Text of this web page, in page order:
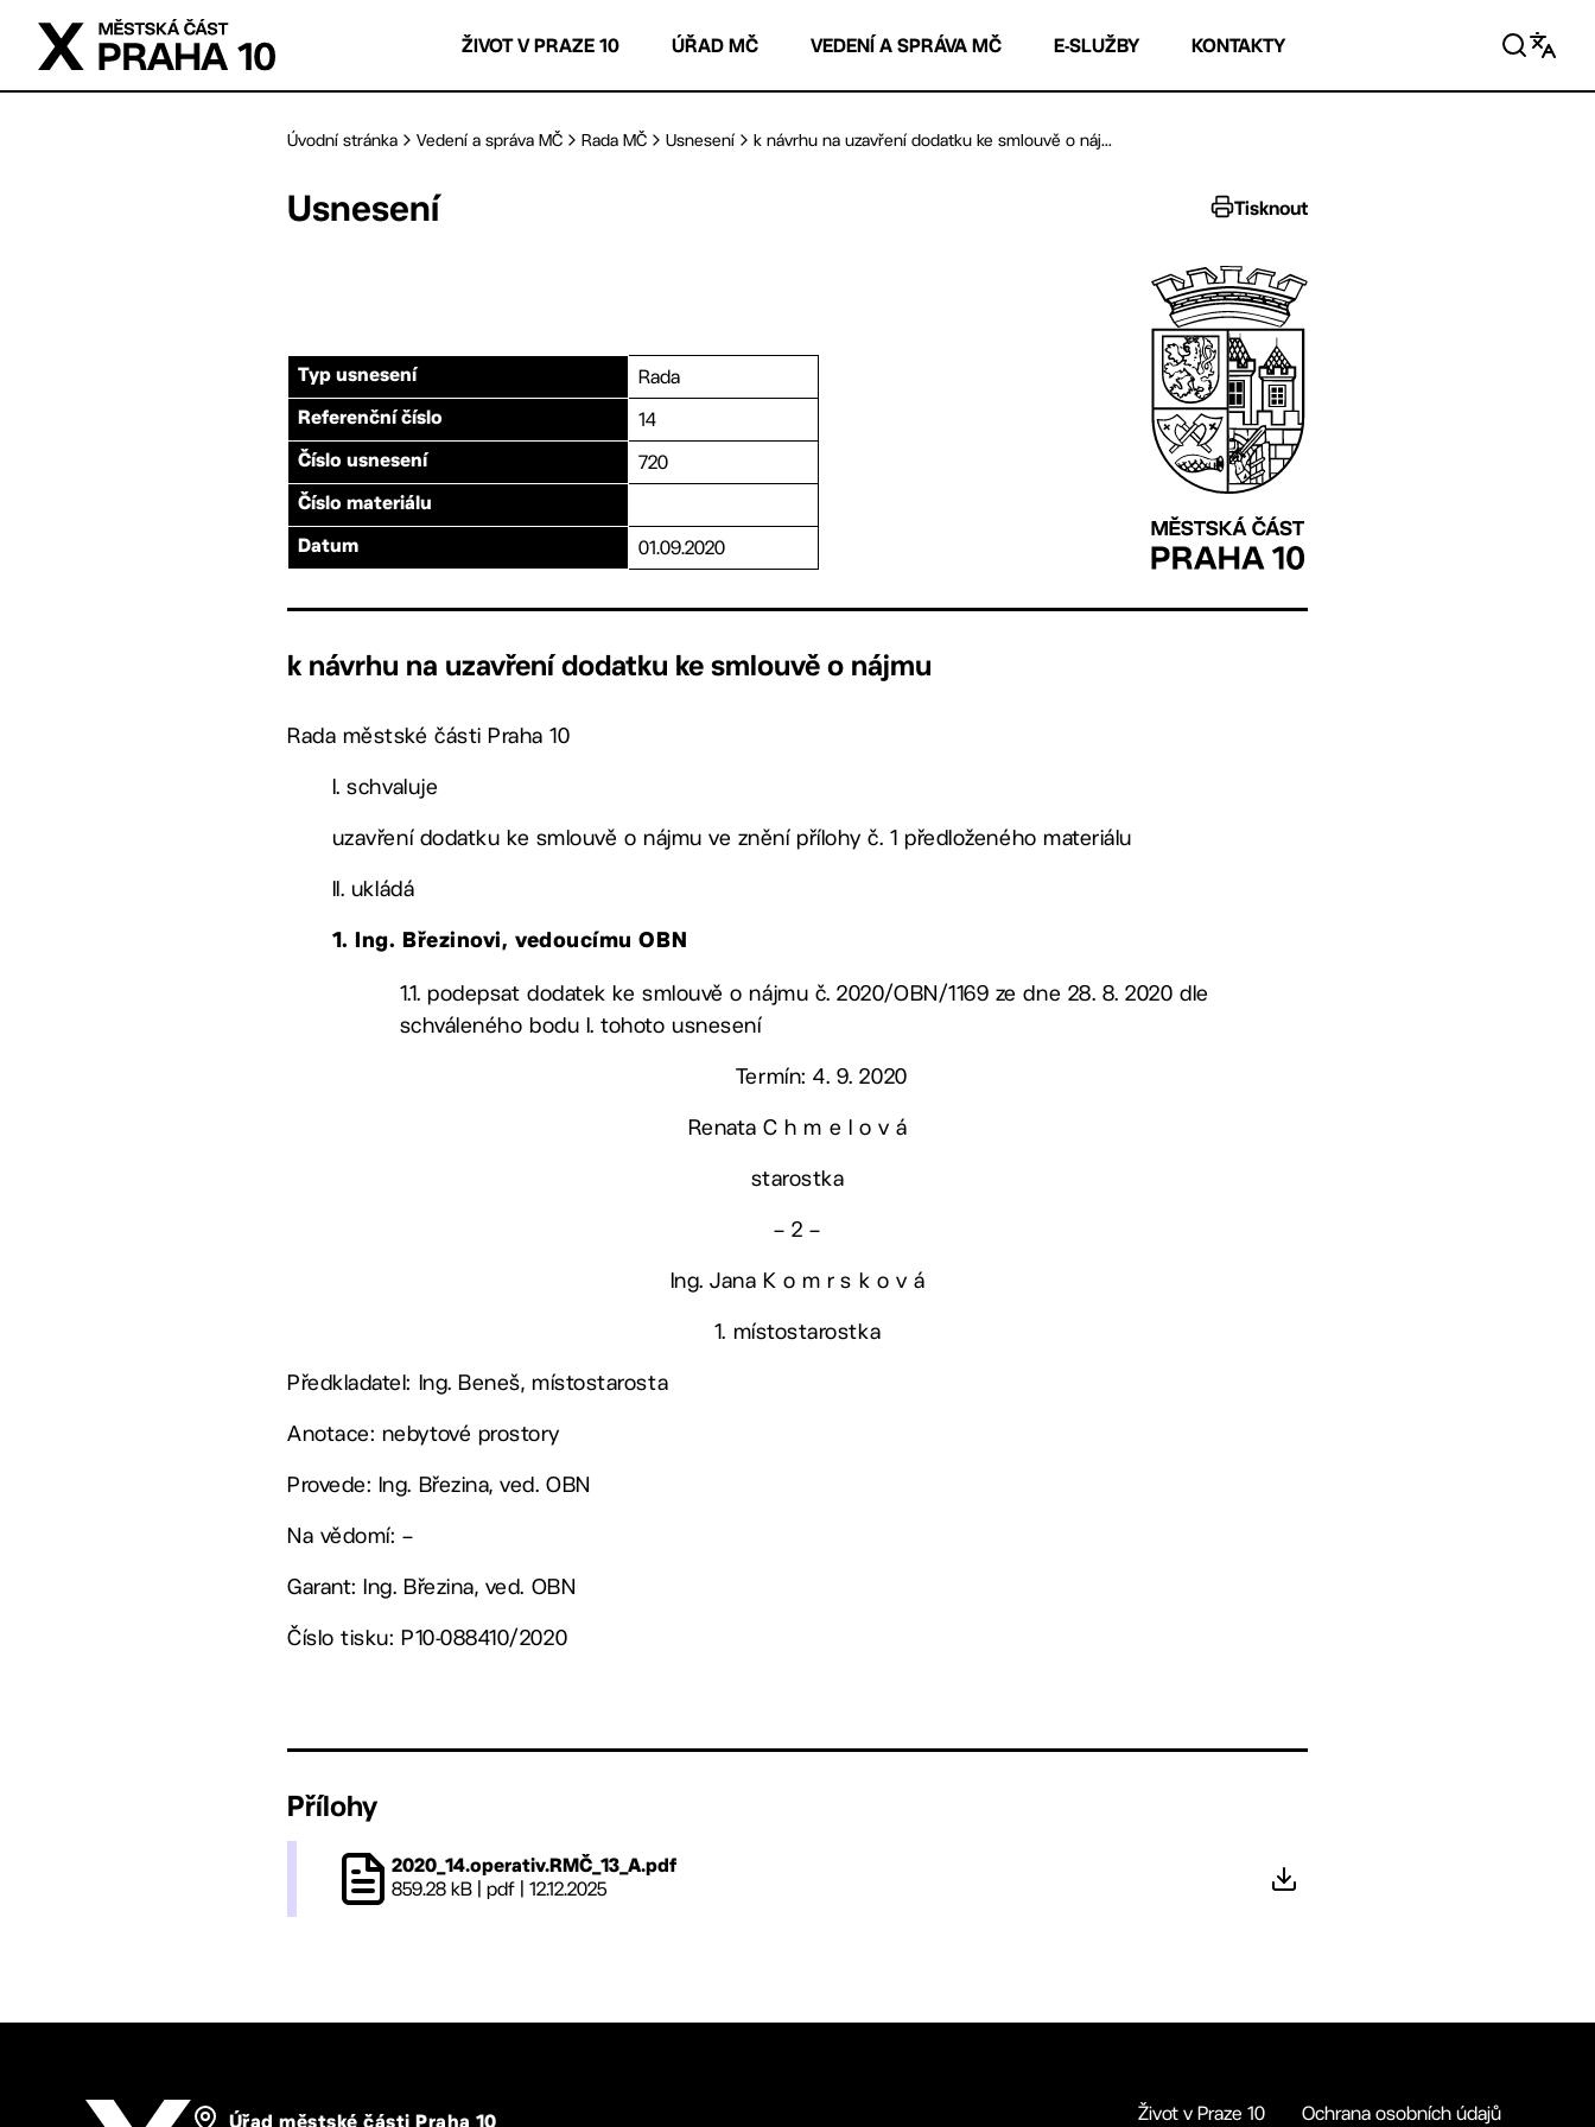
Přejít na hlavní obsah
ŽIVOT V PRAZE 10 ÚŘAD MČ VEDENÍ A SPRÁVA MČ E-SLUŽBY KONTAKTY
Úvodní stránka Vedení a správa MČ Rada MČ Usnesení k návrhu na uzavření dodatku ke smlouvě o náj...
Usnesení Tisknout
Typ usnesení Rada
Referenční číslo 14
Číslo usnesení 720
Číslo materiálu
Datum 01.09.2020
k návrhu na uzavření dodatku ke smlouvě o nájmu
Rada městské části Praha 10
I. schvaluje
uzavření dodatku ke smlouvě o nájmu ve znění přílohy č. 1 předloženého materiálu
II. ukládá
1. Ing. Březinovi, vedoucímu OBN
1.1. podepsat dodatek ke smlouvě o nájmu č. 2020/OBN/1169 ze dne 28. 8. 2020 dle
schváleného bodu I. tohoto usnesení
Termín: 4. 9. 2020
Renata C h m e l o v á
starostka
– 2 –
Ing. Jana K o m r s k o v á
1. místostarostka
Předkladatel: Ing. Beneš, místostarosta
Anotace: nebytové prostory
Provede: Ing. Březina, ved. OBN
Na vědomí: –
Garant: Ing. Březina, ved. OBN
Číslo tisku: P10-088410/2020
Přílohy
2020_14.operativ.RMČ_13_A.pdf
859.28 kB | pdf | 12.12.2025
Úřad městské části Praha 10 Život v Praze 10 Ochrana osobních údajů